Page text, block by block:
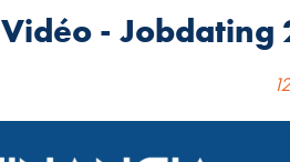
Vidéo - Jobdating